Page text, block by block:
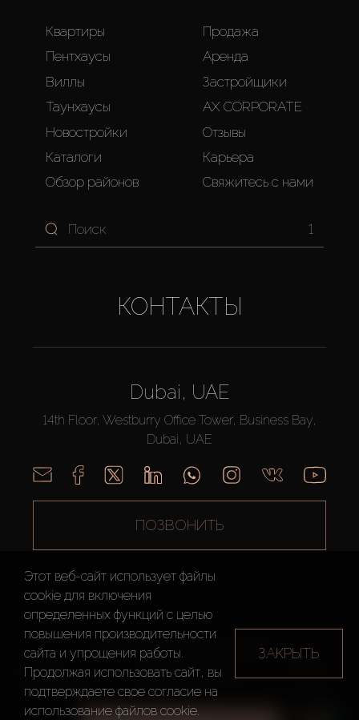
Квартиры
Пентхаусы
Виллы
Таунхаусы
Новостройки
Каталоги
Обзор районов
Продажа
Аренда
Застройщики
AX CORPORATE
Отзывы
Карьера
Свяжитесь с нами
1
КОНТАКТЫ
Dubai, UAE
14th Floor, Westburry Office Tower, Business Bay,
Dubai, UAE
ПОЗВОНИТЬ
AX CAPITAL ©2026 Все Права Защищены
Условия
использования
конфиденциальности
сайта
Этот веб-сайт использует файлы
cookie для включения
определенных функций c целью
повышения производительности
сайта и упрощения работы.
Продолжая использовать сайт, вы
подтверждаете свое согласие на
использование файлов cookie.
ЗАКРЫТЬ